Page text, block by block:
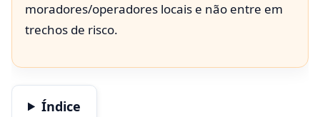
moradores/operadores locais e não entre em
trechos de risco.
Índice